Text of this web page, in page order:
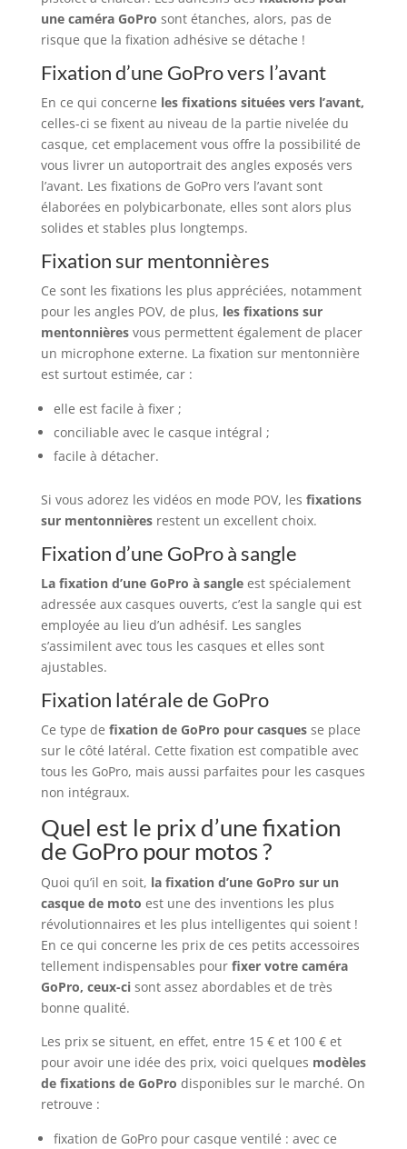
une caméra GoPro sont étanches, alors, pas de
risque que la fixation adhésive se détache !
Fixation d’une GoPro vers l’avant
En ce qui concerne les fixations situées vers l’avant,
celles-ci se fixent au niveau de la partie nivelée du
casque, cet emplacement vous offre la possibilité de
vous livrer un autoportrait des angles exposés vers
l’avant. Les fixations de GoPro vers l’avant sont
élaborées en polybicarbonate, elles sont alors plus
solides et stables plus longtemps.
Fixation sur mentonnières
Ce sont les fixations les plus appréciées, notamment
pour les angles POV, de plus, les fixations sur
mentonnièresvous permettent également de placer
un microphone externe. La fixation sur mentonnière
est surtout estimée, car :
elle est facile à fixer ;
conciliable avec le casque intégral ;
facile à détacher.
Si vous adorez les vidéos en mode POV, les fixations
sur mentonnièresrestent un excellent choix.
Fixation d’une GoPro à sangle
La fixation d’une GoPro à sangleest spécialement
adressée aux casques ouverts, c’est la sangle qui est
employée au lieu d’un adhésif. Les sangles
s’assimilent avec tous les casques et elles sont
ajustables.
Fixation latérale de GoPro
Ce type de fixation de GoPro pour casquesse place
sur le côté latéral. Cette fixation est compatible avec
tous les GoPro, mais aussi parfaites pour les casques
non intégraux.
Quel est le prix d’une fixation
de GoPro pour motos ?
Quoi qu’il en soit, la fixation d’une GoPro sur un
casque de moto est une des inventions les plus
révolutionnaires et les plus intelligentes qui soient !
En ce qui concerne les prix de ces petits accessoires
tellement indispensables pour fixer votre caméra
GoPro, ceux-cisont assez abordables et de très
bonne qualité.
Les prix se situent, en effet, entre 15 € et 100 € et
pour avoir une idée des prix, voici quelques modèles
de fixations de GoPro disponibles sur le marché. On
retrouve :
fixation de GoPro pour casque ventilé : avec ce